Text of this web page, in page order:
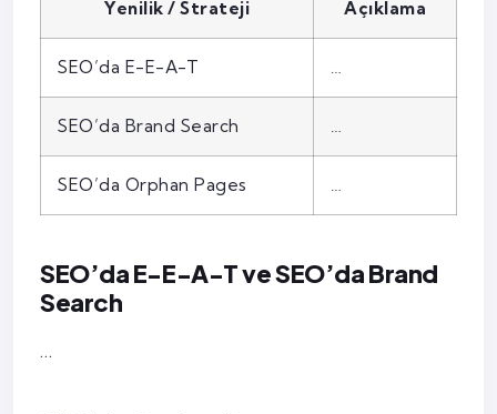
Yenilik / Strateji Açıklama
SEO’da E-E-A-T
SEO’da Brand Search
SEO’da Orphan Pages
SEO’da E-E-A-T ve SEO’da Brand
Search
…